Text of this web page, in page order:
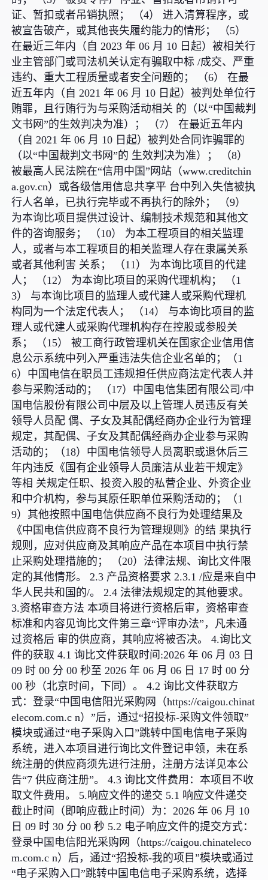
证、暂扣或者吊销执照； （4） 进入清算程序，或
被宣告破产，或其他丧失履约能力的情形； （5）
在最近三年内（自 2023 年 06 月 10 日起）被相关行
业主管部门或司法机关认定有骗取中标 /成交、严重
违约、重大工程质量或者安全问题的； （6） 在最
近五年内（自 2021 年 06 月 10 日起）被判处单位行
贿罪，且行贿行为与采购活动相关 的（以“中国裁判
文书网”的生效判决为准）； （7） 在最近五年内
（自 2021 年 06 月 10 日起）被判处合同诈骗罪的
（以“中国裁判文书网”的 生效判决为准）； （8）
被最高人民法院在“信用中国”网站（www.creditchin
a.gov.cn）或各级信用信息共享平 台中列入失信被执
行人名单，已执行完毕或不再执行的除外； （9）
为本询比项目提供过设计、编制技术规范和其他文
件的咨询服务； （10） 为本工程项目的相关监理
人，或者与本工程项目的相关监理人存在隶属关系
或者其他利害 关系； （11） 为本询比项目的代建
人； （12） 为本询比项目的采购代理机构； （1
3） 与本询比项目的监理人或代建人或采购代理机
构同为一个法定代表人； （14） 与本询比项目的监
理人或代建人或采购代理机构存在控股或参股关
系； （15） 被工商行政管理机关在国家企业信用信
息公示系统中列入严重违法失信企业名单的；（1
6）中国电信在职员工违规担任供应商法定代表人并
参与采购活动的； （17）中国电信集团有限公司/中
国电信股份有限公司中层及以上管理人员违反有关
领导人员配 偶、子女及其配偶经商办企业行为管理
规定，其配偶、子女及其配偶经商办企业参与采购
活动的；（18）中国电信领导人员离职或退休后三
年内违反《国有企业领导人员廉洁从业若干规定》
等相 关规定任职、投资入股的私营企业、外资企业
和中介机构，参与其原任职单位采购活动的；（1
9）其他按照中国电信供应商不良行为处理结果及
《中国电信供应商不良行为管理规则》的结 果执行
规则，应对供应商及其响应产品在本项目中执行禁
止采购处理措施的； （20）法律法规、询比文件限
定的其他情形。 2.3 产品资格要求 2.3.1 /应是来自中
华人民共和国的/。 2.4 法律法规规定的其他要求。
3.资格审查方法 本项目将进行资格后审，资格审查
标准和内容见询比文件第三章“评审办法”，凡未通
过资格后 审的供应商，其响应将被否决。 4.询比文
件的获取 4.1 询比文件获取时间:2026 年 06 月 03 日
09 时 00 分 00 秒至 2026 年 06 月 06 日 17 时 00 分
00 秒（北京时间，下同）。 4.2 询比文件获取方
式：登录“中国电信阳光采购网（https://caigou.chinat
elecom.com.c n）”后，通过“招投标-采购文件领取”
模块或通过“电子采购入口”跳转中国电信电子采购
系统，进入本项目进行询比文件登记申领，未在系
统注册的供应商须先进行注册，注册方法详见本公
告“7 供应商注册”。 4.3 询比文件费用：本项目不收
取文件费用。 5.响应文件的递交 5.1 响应文件递交
截止时间（即响应截止时间）为：2026 年 06 月 10
日 09 时 30 分 00 秒 5.2 电子响应文件的提交方式：
登录中国电信阳光采购网（https://caigou.chinateleco
m.com.c n）后，通过“招投标-我的项目”模块或通过
“电子采购入口”跳转中国电信电子采购系统，选择